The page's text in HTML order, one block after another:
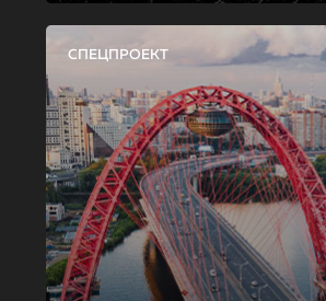
СПЕЦПРОЕКТ